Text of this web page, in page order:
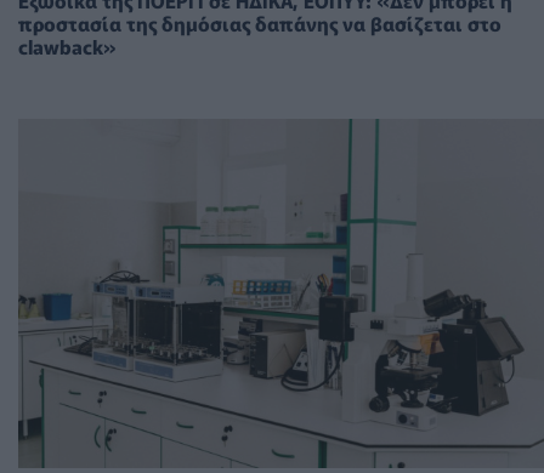
προστασία της δημόσιας δαπάνης να βασίζεται στο
clawback»